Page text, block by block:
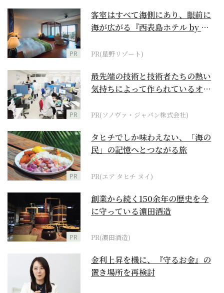
PR
客室はすべて海側にあり、眼前に
海が広がる『西表島ホテル by 星
PR(星野リゾート)
PR
最先端の技術と技術者たちの熱い
気持ちによって作られているオー
PR(ソノヴァ・ジャパン株式会社)
PR
タヒチでしか味わえない、「海の
民」の記憶へとつながる旅
PR(エア タヒチ ヌイ)
PR
創業から続く150余年の歴史を今
に守っている濵田酒造
PR(濵田酒造)
金利上昇を機に、『守るお金』の
置き場所を再検討